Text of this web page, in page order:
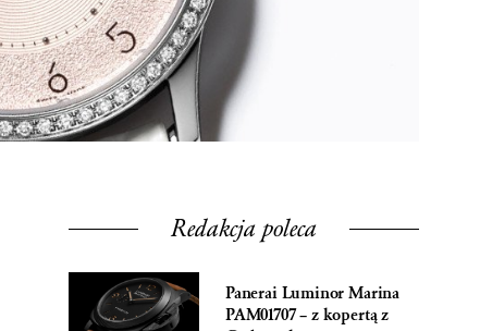
Redakcja poleca
Panerai Luminor Marina
PAM01707 – z kopertą z